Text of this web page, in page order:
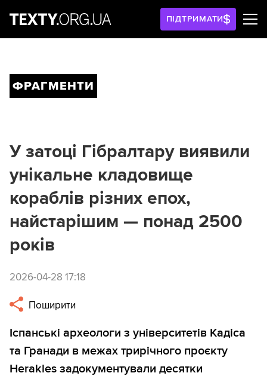
ПІДТРИМАТИ
ФРАГМЕНТИ
У затоці Гібралтару виявили
унікальне кладовище
кораблів різних епох,
найстарішим — понад 2500
років
2026-04-28 17:18
Поширити
Іспанські археологи з університетів Кадіса
та Гранади в межах трирічного проєкту
Herakles задокументували десятки